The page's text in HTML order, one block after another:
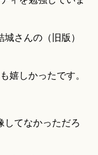
さんの（旧版）
嬉しかったです。
してなかっただろ